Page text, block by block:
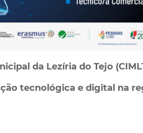
da Lezíria do Tejo
tecnológica e digital na